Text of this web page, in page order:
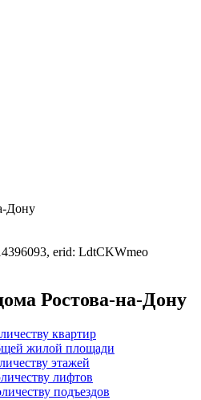
Дону
erid: LdtCKWmeo
Ростова-на-Дону
квартир
жилой площади
этажей
лифтов
подъездов